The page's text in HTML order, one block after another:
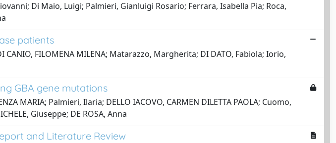
Di Maio, Luigi; Palmieri, Gianluigi Rosario; Ferrara, Isabella Pia; Roca,
patients
CANIO, FILOMENA MILENA; Matarazzo, Margherita; DI DATO, Fabiola; Iorio,
GBA gene mutations
MARIA; Palmieri, Ilaria; DELLO IACOVO, CARMEN DILETTA PAOLA; Cuomo,
Giuseppe; DE ROSA, Anna
and Literature Review